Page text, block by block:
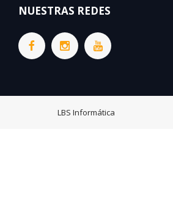
NUESTRAS REDES
LBS Informática